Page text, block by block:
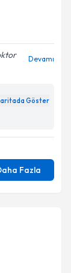
Devamı
Göster
Fazla